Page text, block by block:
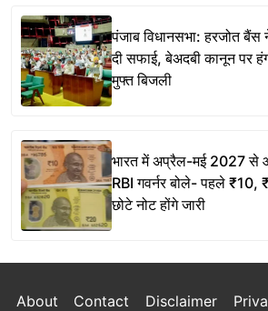
पंजाब विधानसभा: हरजोत बैंस
दी सफाई, बेअदबी कानून पर
मुफ्त बिजली
भारत में अप्रैल-मई 2027 से
RBI गवर्नर बोले- पहले
छोटे नोट होंगे जारी
About Contact Disclaimer